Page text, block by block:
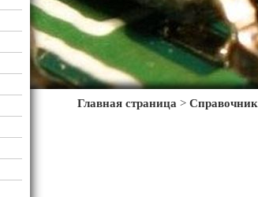
Главная страница > Справочник